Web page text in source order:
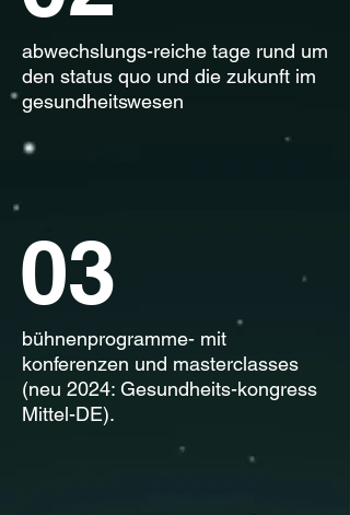
Sebastian Zilch
Dr. Ines Weinhold
abwechslungs-reiche tage rund um
den status quo und die zukunft im
gesundheitswesen
03
bühnenprogramme- mit
konferenzen und masterclasses
(neu 2024: Gesundheits-kongress
Mittel-DE).